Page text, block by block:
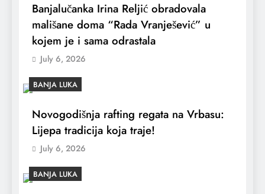
Banjalučanka Irina Reljić obradovala
mališane doma “Rada Vranješević” u
kojem je i sama odrastala
July 6, 2026
BANJA LUKA
Novogodišnja rafting regata na Vrbasu:
Lijepa tradicija koja traje!
July 6, 2026
BANJA LUKA